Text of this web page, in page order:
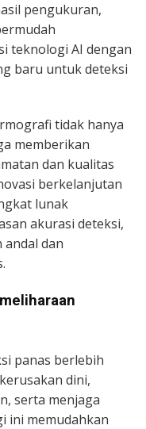
pengukuran,
teknologi AI dengan
baru untuk deteksi
tidak hanya
memberikan
dan kualitas
berkelanjutan
lunak
akurasi deteksi,
dan
panas berlebih
dini,
serta menjaga
ini memudahkan